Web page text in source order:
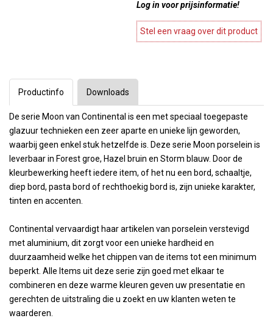
Log in voor prijsinformatie!
Stel een vraag over dit product
Productinfo
De serie Moon van Continental is een met speciaal toegepaste
glazuur technieken een zeer aparte en unieke lijn geworden,
waarbij geen enkel stuk hetzelfde is. Deze serie Moon porselein is
leverbaar in Forest groe, Hazel bruin en Storm blauw. Door de
kleurbewerking heeft iedere item, of het nu een bord, schaaltje,
diep bord, pasta bord of rechthoekig bord is, zijn unieke karakter,
tinten en accenten.
Continental vervaardigt haar artikelen van porselein verstevigd
met aluminium, dit zorgt voor een unieke hardheid en
duurzaamheid welke het chippen van de items tot een minimum
beperkt. Alle Items uit deze serie zijn goed met elkaar te
combineren en deze warme kleuren geven uw presentatie en
gerechten de uitstraling die u zoekt en uw klanten weten te
waarderen.
Downloads